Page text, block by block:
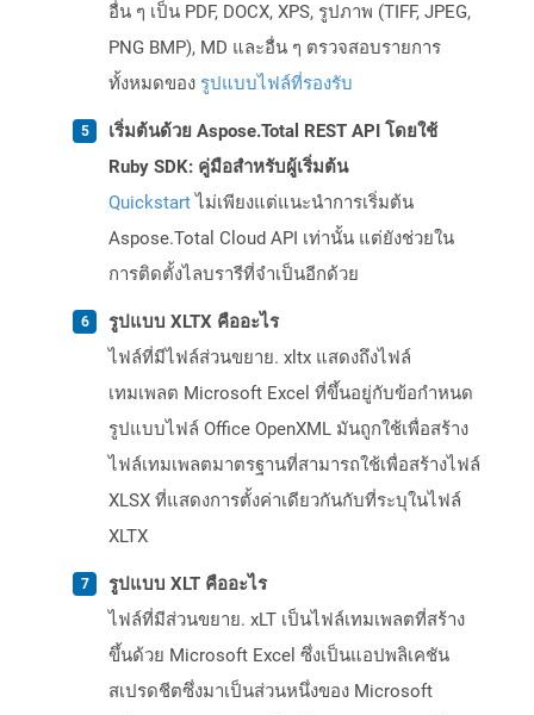
อื่น ๆ เป็น PDF, DOCX, XPS, รูปภาพ (TIFF, JPEG,
PNG BMP), MD และอื่น ๆ ตรวจสอบรายการ
ทั้งหมดของ รูปแบบไฟล์ที่รองรับ
เริ่มต้นด้วย Aspose.Total REST API โดยใช้
Ruby SDK: คู่มือสำหรับผู้เริ่มต้น
Quickstartไม่เพียงแต่แนะนำการเริ่มต้น
Aspose.Total Cloud API เท่านั้น แต่ยังช่วยใน
การติดตั้งไลบรารีที่จำเป็นอีกด้วย
รูปแบบ XLTX คืออะไร
ไฟล์ที่มีไฟล์ส่วนขยาย. xltx แสดงถึงไฟล์
เทมเพลต Microsoft Excel ที่ขึ้นอยู่กับข้อกำหนด
รูปแบบไฟล์ Office OpenXML มันถูกใช้เพื่อสร้าง
ไฟล์เทมเพลตมาตรฐานที่สามารถใช้เพื่อสร้างไฟล์
XLSX ที่แสดงการตั้งค่าเดียวกันกับที่ระบุในไฟล์
XLTX
รูปแบบ XLT คืออะไร
ไฟล์ที่มีส่วนขยาย. xLT เป็นไฟล์เทมเพลตที่สร้าง
ขึ้นด้วย Microsoft Excel ซึ่งเป็นแอปพลิเคชัน
สเปรดชีตซึ่งมาเป็นส่วนหนึ่งของ Microsoft